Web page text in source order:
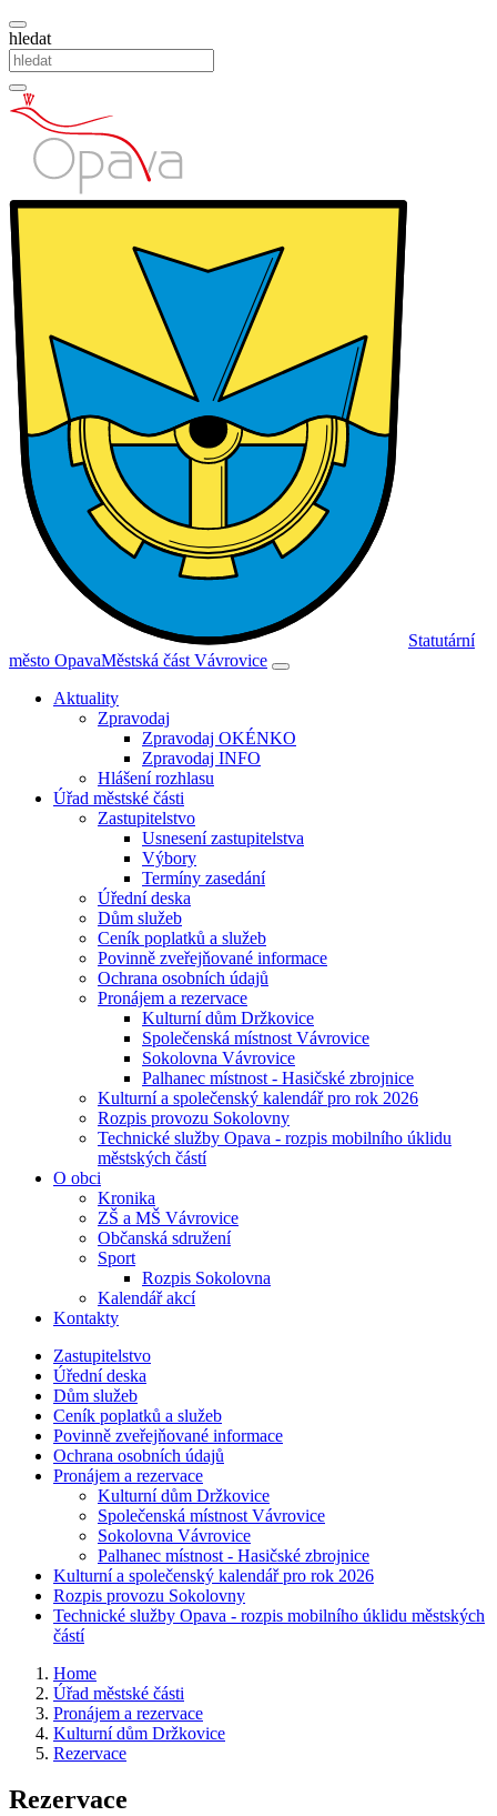
hledat
Statutární
město OpavaMěstská část Vávrovice
Aktuality
Zpravodaj
Zpravodaj OKÉNKO
Zpravodaj INFO
Hlášení rozhlasu
Úřad městské části
Zastupitelstvo
Usnesení zastupitelstva
Výbory
Termíny zasedání
Úřední deska
Dům služeb
Ceník poplatků a služeb
Povinně zveřejňované informace
Ochrana osobních údajů
Pronájem a rezervace
Kulturní dům Držkovice
Společenská místnost Vávrovice
Sokolovna Vávrovice
Palhanec místnost - Hasičské zbrojnice
Kulturní a společenský kalendář pro rok 2026
Rozpis provozu Sokolovny
Technické služby Opava - rozpis mobilního úklidu
městských částí
O obci
Kronika
ZŠ a MŠ Vávrovice
Občanská sdružení
Sport
Rozpis Sokolovna
Kalendář akcí
Kontakty
Zastupitelstvo
Úřední deska
Dům služeb
Ceník poplatků a služeb
Povinně zveřejňované informace
Ochrana osobních údajů
Pronájem a rezervace
Kulturní dům Držkovice
Společenská místnost Vávrovice
Sokolovna Vávrovice
Palhanec místnost - Hasičské zbrojnice
Kulturní a společenský kalendář pro rok 2026
Rozpis provozu Sokolovny
Technické služby Opava - rozpis mobilního úklidu městských
částí
Home
Úřad městské části
Pronájem a rezervace
Kulturní dům Držkovice
Rezervace
Rezervace